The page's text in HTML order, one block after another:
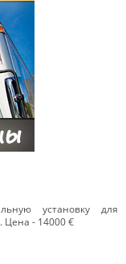
установку для
Цена - 14000 €